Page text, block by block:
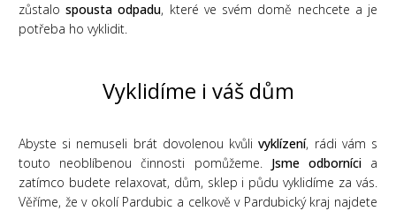
zůstalospousta odpadu, které ve svém domě nechcete a je
potřeba ho vyklidit.
Vyklidíme i váš dům
Abyste si nemuseli brát dovolenou kvůlivyklízení, rádi vám s
touto neoblíbenou činnosti pomůžeme. Jsme odbornícia
zatímco budete relaxovat, dům, sklep i půdu vyklidíme za vás.
Věříme, že v okolí Pardubic a celkově v Pardubický kraj najdete